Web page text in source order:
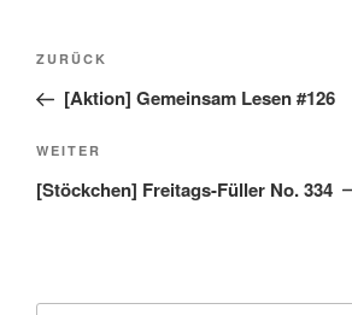
Beitragsnavigation
Vorheriger
Beitrag
ZURÜCK
[Aktion] Gemeinsam Lesen #126
Nächster
Beitrag
WEITER
[Stöckchen] Freitags-Füller No. 334